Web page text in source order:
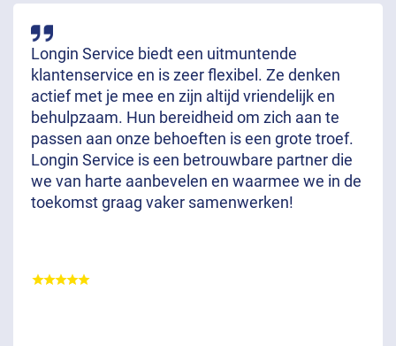
Longin Service biedt een uitmuntende
klantenservice en is zeer flexibel. Ze denken
actief met je mee en zijn altijd vriendelijk en
behulpzaam. Hun bereidheid om zich aan te
passen aan onze behoeften is een grote troef.
Longin Service is een betrouwbare partner die
we van harte aanbevelen en waarmee we in de
toekomst graag vaker samenwerken!